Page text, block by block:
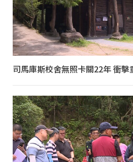
司馬庫斯校舍無照卡關22年 衝擊